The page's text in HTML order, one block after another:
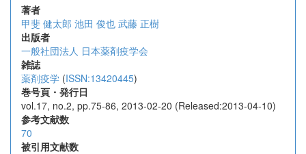
著者
甲斐 健太郎 池田 俊也 武藤 正樹
出版者
一般社団法人 日本薬剤疫学会
雑誌
薬剤疫学 (ISSN:13420445)
巻号頁・発行日
vol.17, no.2, pp.75-86, 2013-02-20 (Released:2013-04-10)
参考文献数
70
被引用文献数